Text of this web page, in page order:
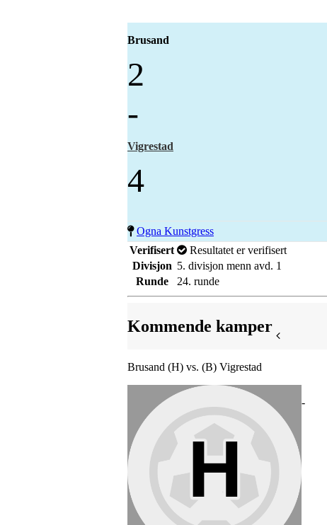
Brusand
2
-
Vigrestad
4
Ogna Kunstgress
Verifisert
Resultatet er verifisert
Divisjon 5. divisjon menn avd. 1
Runde
24. runde
Kommende kamper
Brusand (H) vs. (B) Vigrestad
-